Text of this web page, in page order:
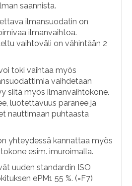
saannista.
ilmansuodatin on
ilmanvaihtoa.
vaihtoväli on vähintään 2
toki vaihtaa myös
vaihdetaan
siitä myös ilmanvaihtokone.
luotettavuus paranee ja
nauttimaan puhtaasta
yhteydessä kannattaa myös
esim. imuroimalla.
uuden standardin ISO
ePM1 55 %. (=F7)